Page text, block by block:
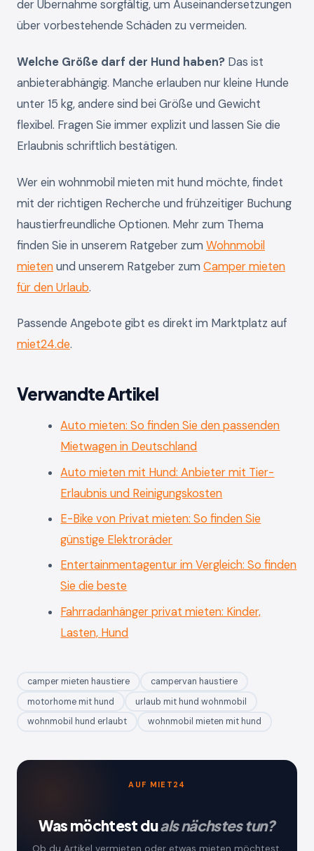
der Übernahme sorgfältig, um Auseinandersetzungen
über vorbestehende Schäden zu vermeiden.
Welche Größe darf der Hund haben? Das ist
anbieterabhängig. Manche erlauben nur kleine Hunde
unter 15 kg, andere sind bei Größe und Gewicht
flexibel. Fragen Sie immer explizit und lassen Sie die
Erlaubnis schriftlich bestätigen.
Wer ein wohnmobil mieten mit hund möchte, findet
mit der richtigen Recherche und frühzeitiger Buchung
haustierfreundliche Optionen. Mehr zum Thema
finden Sie in unserem Ratgeber zum Wohnmobil
mietenund unserem Ratgeber zum Camper mieten
für den Urlaub.
Passende Angebote gibt es direkt im Marktplatz auf
miet24.de.
Verwandte Artikel
Auto mieten: So finden Sie den passenden
Mietwagen in Deutschland
Auto mieten mit Hund: Anbieter mit Tier-
Erlaubnis und Reinigungskosten
E-Bike von Privat mieten: So finden Sie
günstige Elektroräder
Entertainmentagentur im Vergleich: So finden
Sie die beste
Fahrradanhänger privat mieten: Kinder,
Lasten, Hund
camper mieten haustiere
campervan haustiere
motorhome mit hund
urlaub mit hund wohnmobil
wohnmobil hund erlaubt
wohnmobil mieten mit hund
AUF MIET24
Was möchtest duals nächstes tun?
Ob du Artikel vermieten oder etwas mieten möchtest,